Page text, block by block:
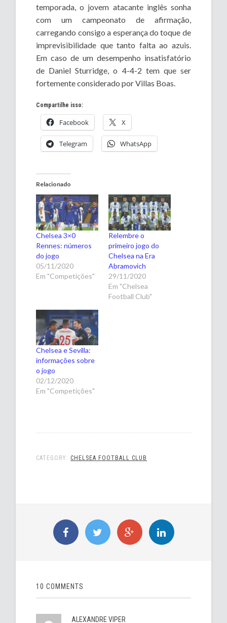
temporada, o jovem atacante inglês sonha
com um campeonato de afirmação,
carregando consigo a esperança do toque de
imprevisibilidade que tanto falta ao azuis.
Em caso de um desempenho insatisfatório
de Daniel Sturridge, o 4-4-2 tem que ser
fortemente considerado por Villas Boas.
Compartilhe isso:
Facebook X
Telegram WhatsApp
Relacionado
Chelsea 3×0
Rennes: números
do jogo
05/11/2020
Em "Competições"
Relembre o
primeiro jogo do
Chelsea na Era
Abramovich
29/11/2020
Em "Chelsea
Football Club"
Chelsea e Sevilla:
informações sobre
o jogo
02/12/2020
Em "Competições"
CATEGORY: CHELSEA FOOTBALL CLUB
10 COMMENTS
ALEXANDRE VIPER